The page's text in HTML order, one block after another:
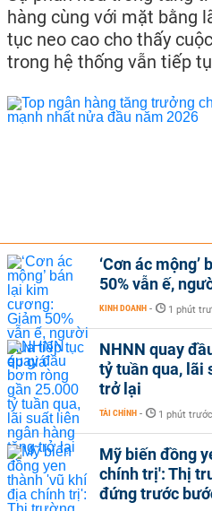
hàng cùng với mặt bằng
tục neo cao cho thấy
trong hệ thống vẫn tiếp
‘Cơn ác
50% vẫn ế,
KINH DOANH - 1 phút
NHNN quay
tỷ tuần qua, lãi
trở lại
TÀI CHÍNH - 1 phút trước
Mỹ biến đồng
chính trị': Thị
đứng trước